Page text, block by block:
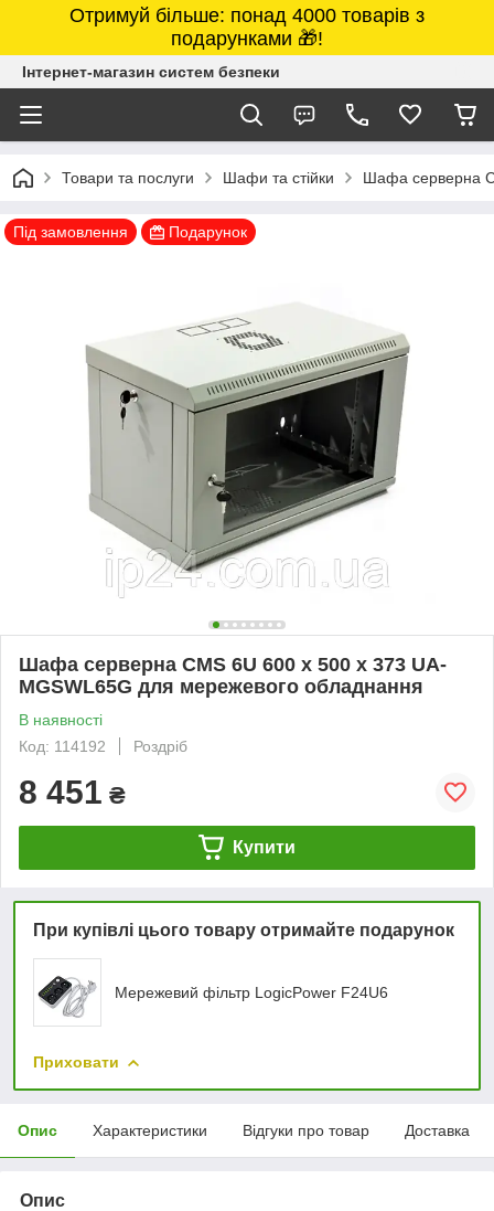
Отримуй більше: понад 4000 товарів з
подарунками 🎁!
Інтернет-магазин систем безпеки
Товари та послуги Шафи та стійки Шафа серверна
Під замовлення Подарунок
Шафа серверна CMS 6U 600 x 500 x 373 UA-
MGSWL65G для мережевого обладнання
В наявності
Код: 114192
Роздріб
8 451 ₴
Купити
При купівлі цього товару отримайте подарунок
Мережевий фільтр LogicPower F24U6
Приховати
Опис Характеристики Відгуки про товар Доставка
Опис